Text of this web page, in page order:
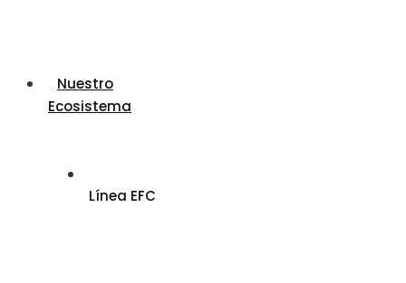
Nuestro
Ecosistema
Línea EFC